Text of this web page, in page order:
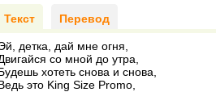
Текст Перевод
детка, дай мне огня,
со мной до утра,
хотеть снова и снова,
это King Size Promo,